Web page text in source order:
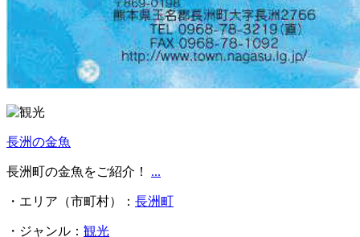
長洲の金魚
長洲町の金魚をご紹介！ ...
・エリア（市町村）： 長洲町
・ジャンル： 観光